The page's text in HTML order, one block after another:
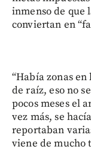
inmenso de que
conviertan en
“Había zonas
de raíz, eso no
pocos meses el
vez más, se
reportaban
viene de mucho